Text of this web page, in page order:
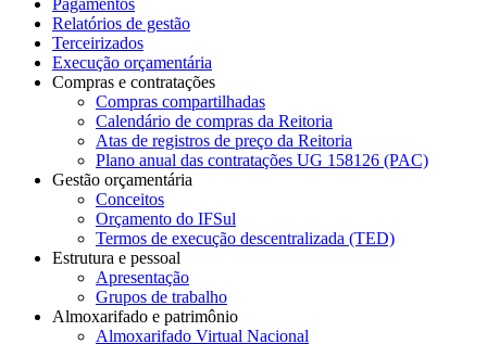
Relatórios de gestão
Terceirizados
Execução orçamentária
Compras e contratações
Compras compartilhadas
Calendário de compras da Reitoria
Atas de registros de preço da Reitoria
Plano anual das contratações UG 158126 (PAC)
Gestão orçamentária
Conceitos
Orçamento do IFSul
Termos de execução descentralizada (TED)
Estrutura e pessoal
Apresentação
Grupos de trabalho
Almoxarifado e patrimônio
Almoxarifado Virtual Nacional